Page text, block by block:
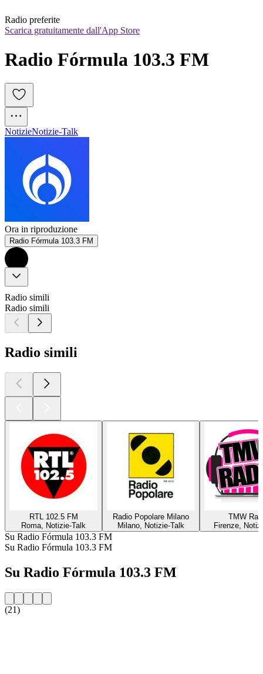
Radio preferite
Scarica gratuitamente dall'App Store
Radio Fórmula 103.3 FM
NotizieNotizie-Talk
Ora in riproduzione
Radio Fórmula 103.3 FM
Radio simili
Radio simili
Radio simili
RTL 102.5 FM
Roma, Notizie-Talk
Radio Popolare Milano
Milano, Notizie-Talk
TMW
Firenze,
Su Radio Fórmula 103.3 FM
Su Radio Fórmula 103.3 FM
Su Radio Fórmula 103.3 FM
(21)